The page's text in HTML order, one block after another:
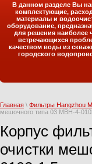
В данном разделе Вы
комплектующие,
материалы и
оборудование,
для решения наиболее
встречающихся
качеством воды из
городского
Главная \ Фильтры Hangzhou
мешочного типа 03 MBH-4-
Корпус
очистки